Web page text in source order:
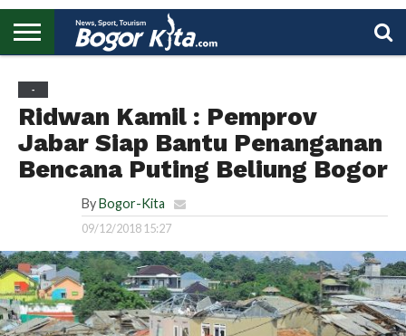
-
Ridwan Kamil : Pemprov
Jabar Siap Bantu Penanganan
Bencana Puting Beliung Bogor
By Bogor-Kita
09/12/2018 15:27